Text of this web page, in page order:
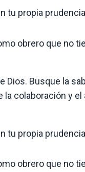
tu propia
obrero que no
Dios. Busque la
la colaboración y
tu propia
obrero que no